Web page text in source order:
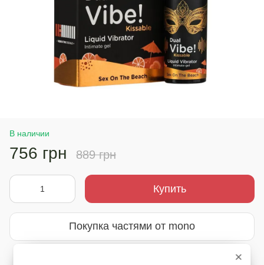
В наличии
756 грн 889 грн
Купить
Покупка частями от mono
×